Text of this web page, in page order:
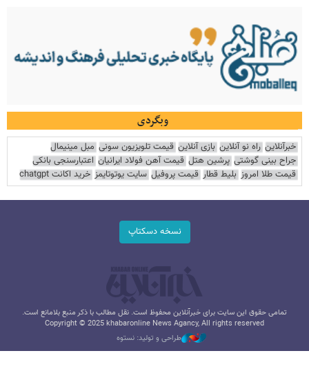
وبگردی
خبرآنلاین راه نو آنلاین بازی آنلاین قیمت تلویزیون سونی مبل مینیمال
جراح بینی گوشتی پرشین هتل قیمت آهن فولاد ایرانیان اعتبارسنجی بانکی
قیمت طلا امروز بلیط قطار قیمت پروفیل سایت یوتوتایمز خرید اکانت chatgpt
نسخه دسکتاپ
تمامی حقوق این سایت برای خبرآنلاین محفوظ است. نقل مطالب با ذکر منبع بلامانع است.
Copyright © 2025 khabaronline News Agancy, All rights reserved
طراحی و تولید: نستوه